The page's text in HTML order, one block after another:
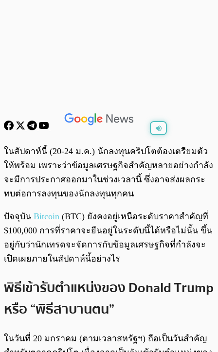
พร้อมเล่น /0:00
ในสัปดาห์นี้ (20-24 ม.ค.) นักลงทุนคริปโตต้องเตรียมตัว
ให้พร้อม เพราะว่าข้อมูลเศรษฐกิจสำคัญหลายอย่างกำลัง
จะมีการประกาศออกมาในช่วงเวลานี้ ซึ่งอาจส่งผลกระ
ทบต่อการลงทุนของนักลงทุนทุกคน
ปัจจุบัน Bitcoin (BTC) ยังคงอยู่เหนือระดับราคาสำคัญที่
$100,000 การที่ราคาจะยืนอยู่ในระดับนี้ได้หรือไม่นั้น ขึ้น
อยู่กับว่านักเทรดจะจัดการกับข้อมูลเศรษฐกิจที่กำลังจะ
เปิดเผยภายในสัปดาห์นี้อย่างไร
พิธีเข้ารับตำแหน่งของ Donald Trump
หรือ “พิธีสาบานตน”
ในวันที่ 20 มกราคม (ตามเวลาสหรัฐฯ) ถือเป็นวันสำคัญ